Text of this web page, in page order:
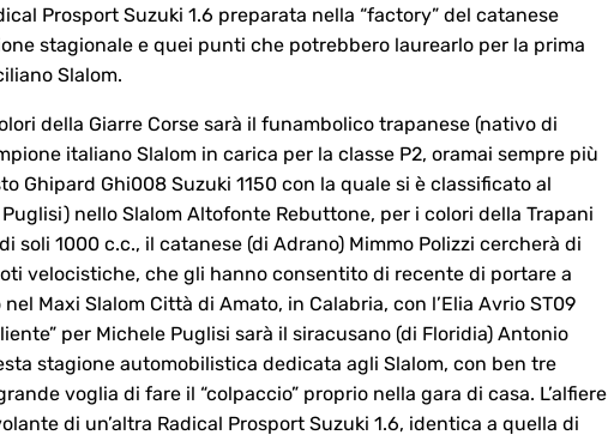
Prosport Suzuki 1.6 preparata nella “factory” del catanese
stagionale e quei punti che potrebbero laurearlo per la prima
Slalom.
della Giarre Corse sarà il funambolico trapanese (nativo di
italiano Slalom in carica per la classe P2, oramai sempre più
Ghipard Ghi008 Suzuki 1150 con la quale si è classificato al
nello Slalom Altofonte Rebuttone, per i colori della Trapani
soli 1000 c.c., il catanese (di Adrano) Mimmo Polizzi cercherà di
velocistiche, che gli hanno consentito di recente di portare a
Maxi Slalom Città di Amato, in Calabria, con l’Elia Avrio ST09
per Michele Puglisi sarà il siracusano (di Floridia) Antonio
stagione automobilistica dedicata agli Slalom, con ben tre
voglia di fare il “colpaccio” proprio nella gara di casa. L’alfiere
di un’altra Radical Prosport Suzuki 1.6, identica a quella di